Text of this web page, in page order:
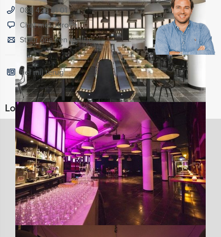
088 428 81 01
Chat met Jeroen
Stuur ons een mailtje
Bel mij terug
Locaties in de buurt van Calf & Bloom